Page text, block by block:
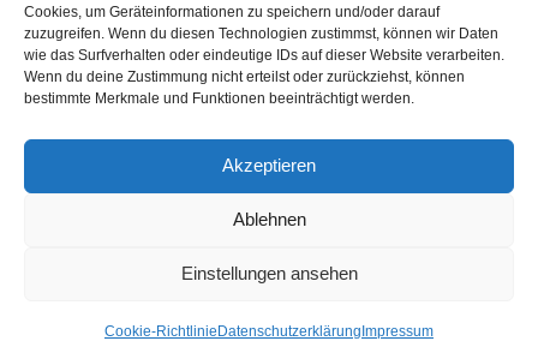
Cookies, um Geräteinformationen zu speichern und/oder darauf
zuzugreifen. Wenn du diesen Technologien zustimmst, können wir Daten
wie das Surfverhalten oder eindeutige IDs auf dieser Website verarbeiten.
Wenn du deine Zustimmung nicht erteilst oder zurückziehst, können
bestimmte Merkmale und Funktionen beeinträchtigt werden.
Akzeptieren
Ablehnen
Einstellungen ansehen
Cookie-RichtlinieDatenschutzerklärungImpressum
„Der ist kein Narr, der aufgibt, was er
nicht behalten kann, damit er gewinnt,
was er nicht verlieren kann.“
(Jim Elliott)